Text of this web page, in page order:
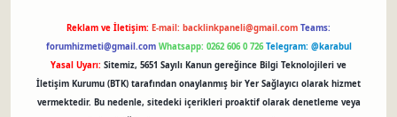
Reklam ve İletişim: E-mail: backlinkpaneli@gmail.com Teams:
forumhizmeti@gmail.com Whatsapp: 0262 606 0 726 Telegram: @karabul
Yasal Uyarı: Sitemiz, 5651 Sayılı Kanun gereğince Bilgi Teknolojileri ve
İletişim Kurumu (BTK) tarafından onaylanmış bir Yer Sağlayıcı olarak hizmet
vermektedir. Bu nedenle, sitedeki içerikleri proaktif olarak denetleme veya